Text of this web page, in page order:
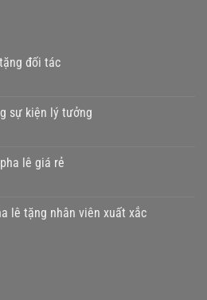
đối tác
sự kiện lý tưởng
lê giá rẻ
lê tặng nhân viên xuất xắc